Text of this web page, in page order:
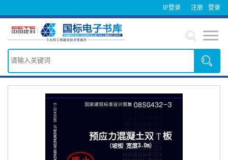
IP登录 登录
注册